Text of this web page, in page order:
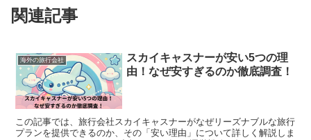
関連記事
海外の旅行会社
スカイキャスナーが安い5つの理
由！なぜ安すぎるのか徹底調査！
この記事では、旅行会社スカイキャスナーがなぜリーズナブルな旅行
プランを提供できるのか、その「安い理由」について詳しく解説しま